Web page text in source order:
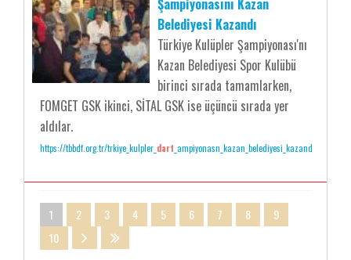
Şampiyonasını Kazan
Belediyesi Kazandı
Türkiye Kulüpler Şampiyonası'nı
Kazan Belediyesi Spor Kulübü
birinci sırada tamamlarken,
FOMGET GSK ikinci, SİTAL GSK ise üçüncü sırada yer
aldılar.
https://tbbdf.org.tr/trkiye_kulpler_ dart _ampiyonasn_kazan_belediyesi_kazand
1 2 3 4 5 6 7 8
9
10